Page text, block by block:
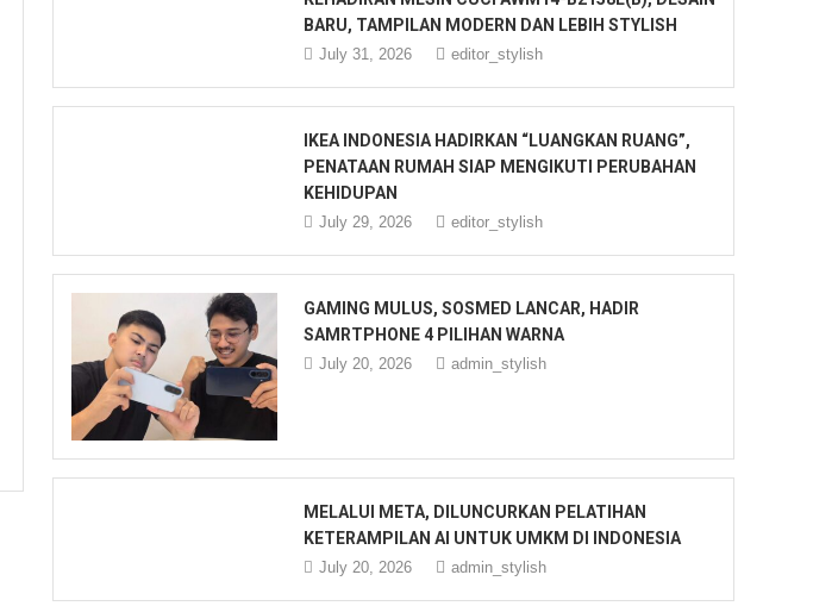
BARU, TAMPILAN MODERN DAN LEBIH STYLISH
July 31, 2026 editor_stylish
IKEA INDONESIA HADIRKAN “LUANGKAN RUANG”,
PENATAAN RUMAH SIAP MENGIKUTI PERUBAHAN
KEHIDUPAN
July 29, 2026 editor_stylish
GAMING MULUS, SOSMED LANCAR, HADIR
SAMRTPHONE 4 PILIHAN WARNA
July 20, 2026 admin_stylish
MELALUI META, DILUNCURKAN PELATIHAN
KETERAMPILAN AI UNTUK UMKM DI INDONESIA
July 20, 2026 admin_stylish